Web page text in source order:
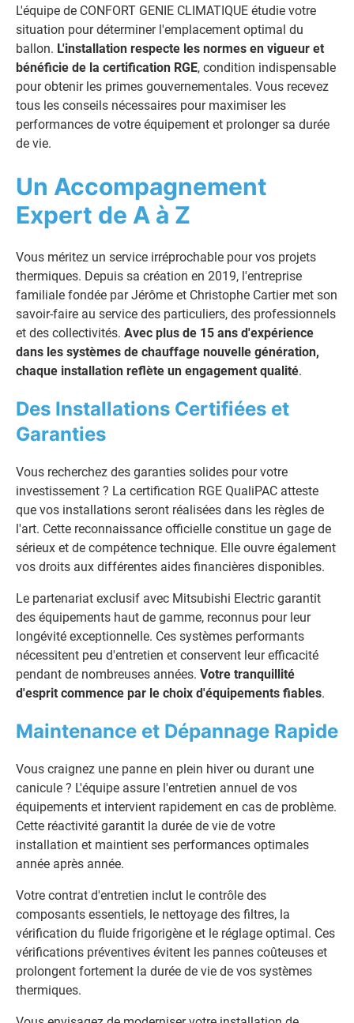
L'équipe de CONFORT GENIE CLIMATIQUE étudie votre
situation pour déterminer l'emplacement optimal du
ballon. L'installation respecte les normes en vigueur et
bénéficie de la certification RGE, condition indispensable
pour obtenir les primes gouvernementales. Vous recevez
tous les conseils nécessaires pour maximiser les
performances de votre équipement et prolonger sa durée
de vie.
Un Accompagnement
Expert de A à Z
Vous méritez un service irréprochable pour vos projets
thermiques. Depuis sa création en 2019, l'entreprise
familiale fondée par Jérôme et Christophe Cartier met son
savoir-faire au service des particuliers, des professionnels
et des collectivités. Avec plus de 15 ans d'expérience
dans les systèmes de chauffage nouvelle génération,
chaque installation reflète un engagement qualité.
Des Installations Certifiées et
Garanties
Vous recherchez des garanties solides pour votre
investissement ? La certification RGE QualiPAC atteste
que vos installations seront réalisées dans les règles de
l'art. Cette reconnaissance officielle constitue un gage de
sérieux et de compétence technique. Elle ouvre également
vos droits aux différentes aides financières disponibles.
Le partenariat exclusif avec Mitsubishi Electric garantit
des équipements haut de gamme, reconnus pour leur
longévité exceptionnelle. Ces systèmes performants
nécessitent peu d'entretien et conservent leur efficacité
pendant de nombreuses années. Votre tranquillité
d'esprit commence par le choix d'équipements fiables.
Maintenance et Dépannage Rapide
Vous craignez une panne en plein hiver ou durant une
canicule ? L'équipe assure l'entretien annuel de vos
équipements et intervient rapidement en cas de problème.
Cette réactivité garantit la durée de vie de votre
installation et maintient ses performances optimales
année après année.
Votre contrat d'entretien inclut le contrôle des
composants essentiels, le nettoyage des filtres, la
vérification du fluide frigorigène et le réglage optimal. Ces
vérifications préventives évitent les pannes coûteuses et
prolongent fortement la durée de vie de vos systèmes
thermiques.